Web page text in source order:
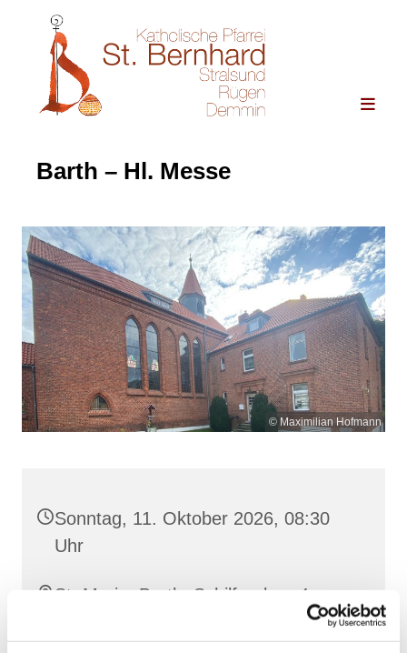
Barth – Hl. Messe
© Maximilian Hofmann
Sonntag, 11. Oktober 2026, 08:30
Uhr
St. Maria, Barth, Schilfgraben 4,